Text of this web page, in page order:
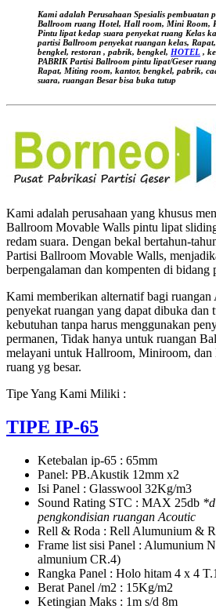
Kami adalah Perusahaan Spesialis pembuatan
Ballroom ruang Hotel, Hall room, Mini Room,
Pintu lipat kedap suara penyekat ruang Kelas
partisi Ballroom penyekat ruangan kelas,
bengkel, restoran , pabrik, bengkel, HOTEL ,
PABRIK Partisi Ballroom pintu lipat/Geser
Rapat, Miting room, kantor, bengkel, pabrik,
suara, ruangan Besar bisa buka tutup
Kami adalah perusahaan yang khusus
Ballroom Movable Walls pintu lipat
redam suara. Dengan bekal bertahun-
Partisi Ballroom Movable Walls,
berpengalaman dan kompenten di bidang
Kami memberikan alternatif bagi ruangan
penyekat ruangan yang dapat dibuka dan
kebutuhan tanpa harus menggunakan
permanen, Tidak hanya untuk ruangan
melayani untuk Hallroom, Miniroom, dan
ruang yg besar.
Tipe Yang Kami Miliki :
TIPE IP-65
Ketebalan ip-65 : 65mm
Panel: PB.Akustik 12mm x2
Isi Panel : Glasswool 32Kg/m3
Sound Rating STC : MAX 25db
pengkondisian ruangan Acoutic
Rell & Roda : Rell Alumunium &
Frame list sisi Panel : Alumunium
almunium CR.4)
Rangka Panel : Holo hitam 4 x 4
Berat Panel /m2 : 15Kg/m2
Ketingian Maks : 1m s/d 8m